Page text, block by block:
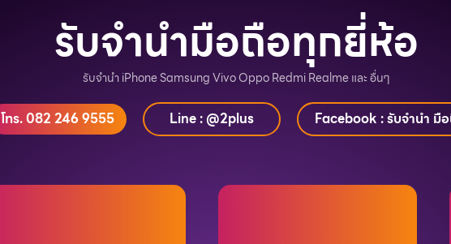
รับจำนำมือถือทุกยี่ห้อ
รับจำนำ iPhone Samsung Vivo Oppo Redmi Realme และ อื่นๆ
โทร. 082 246 9555 Line : @2plus Facebook : รับจำนำ มื